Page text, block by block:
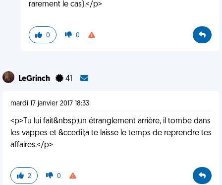
rarement le cas).</p>
0 0
LeGrinch 41
mardi 17 janvier 2017 18:33
<p>Tu lui fait&nbsp;un étranglement arrière, il tombe dans
les vappes et &ccedil;a te laisse le temps de reprendre tes
affaires.</p>
2 0